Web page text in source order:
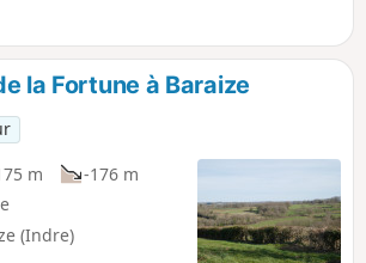
la Fortune à Baraize
m
-176 m
(Indre)